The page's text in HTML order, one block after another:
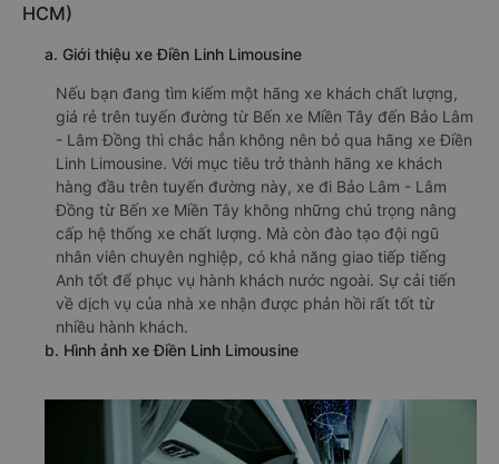
HCM)
a. Giới thiệu xe Điền Linh Limousine
Nếu bạn đang tìm kiếm một hãng xe khách chất lượng,
giá rẻ trên tuyến đường từ Bến xe Miền Tây đến Bảo Lâm
- Lâm Đồng thì chắc hẳn không nên bỏ qua hãng xe Điền
Linh Limousine. Với mục tiêu trở thành hãng xe khách
hàng đầu trên tuyến đường này, xe đi Bảo Lâm - Lâm
Đồng từ Bến xe Miền Tây không những chú trọng nâng
cấp hệ thống xe chất lượng. Mà còn đào tạo đội ngũ
nhân viên chuyên nghiệp, có khả năng giao tiếp tiếng
Anh tốt để phục vụ hành khách nước ngoài. Sự cải tiến
về dịch vụ của nhà xe nhận được phản hồi rất tốt từ
nhiều hành khách.
b. Hình ảnh xe Điền Linh Limousine